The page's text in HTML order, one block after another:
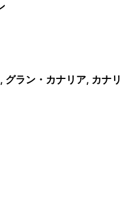
グラン・カナリア, カナリ